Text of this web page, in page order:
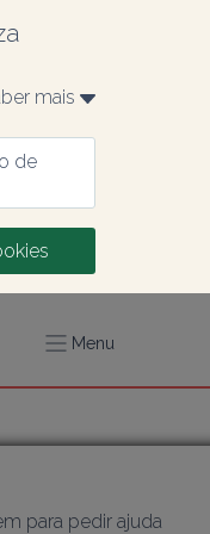
mais
de
Menu
para pedir ajuda